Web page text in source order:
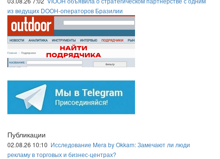
из ведущих DOOH-операторов Бразилии
Публикации
02.08.26 10:10 Исследование Mera by Okkam: Замечают ли люди
рекламу в торговых и бизнес-центрах?